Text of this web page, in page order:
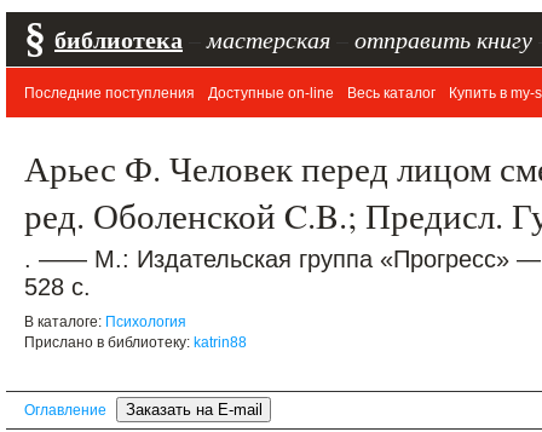
§ библиотека мастерская отправить книгу
Последние поступления Доступные on-line Весь каталог Купить в my-
Арьес Ф. Человек перед лицом
ред. Оболенской C.B.; Предисл.
. —— М.: Издательская группа «Прогресс»
528 с.
В каталоге: Психология
Прислано в библиотеку: katrin88
Оглавление